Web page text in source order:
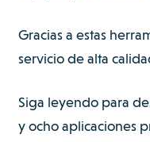
Gracias a estas
servicio de alta
Siga leyendo para
y ocho aplicaciones